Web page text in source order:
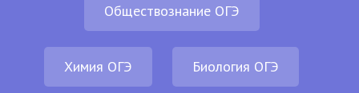
Обществознание ОГЭ
Химия ОГЭ Биология ОГЭ